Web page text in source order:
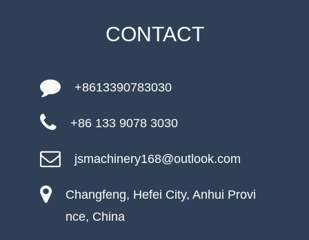
CONTACT
+8613390783030
+86 133 9078 3030
jsmachinery168@outlook.com
Changfeng, Hefei City, Anhui Provi
nce, China